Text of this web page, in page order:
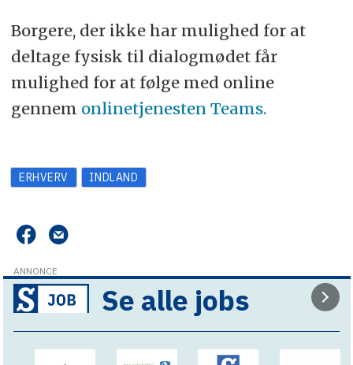
Borgere, der ikke har mulighed for at
deltage fysisk til dialogmødet får
mulighed for at følge med online
gennem onlinetjenesten Teams.
ERHVERV INDLAND
ANNONCE
Se alle jobs